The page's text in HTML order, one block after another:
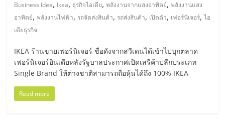
รน
ไชส์"
"ศูนย์
รวม
ข้อมูล
Business Idea, Ikea, ธุรกิจไอเดีย,พลังงานจากแสงอาทิตย์,พลังงานแสง
อาทิตย์,พลังงานไฟฟ้า, รถจัดส่งสินค้า, รถส่งสินค้า, เปิดตัว, เฟอร์นิเจอร์,ไอ
เดียธุรกิจ
IKEA ร้านขายเฟอร์นิเจอร์ ชื่อดังจากสวีเดนได้เข้าไปบุกตลาด
เฟอร์นิเจอร์อินเดียหลังรัฐบาลประกาศเปิดเสรีค้าปลีกประเภท
Single Brand ให้ต่างชาติสามารถถือหุ้นได้ถึง 100% IKEA
Read more